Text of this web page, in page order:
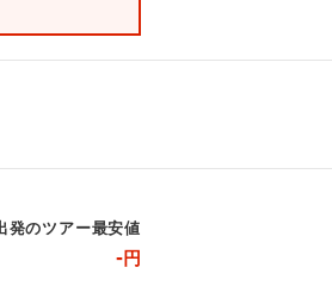
発のツアー最安値
-円